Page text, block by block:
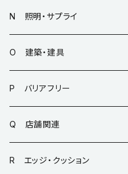
N 照明・サプライ
O 建築・建具
P バリアフリー
Q 店舗関連
R エッジ・クッション